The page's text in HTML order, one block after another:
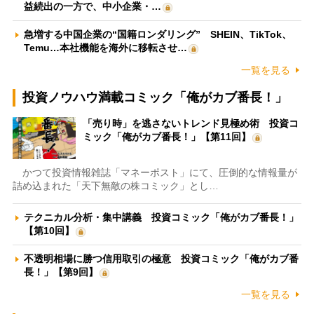
益続出の一方で、中小企業・…
急増する中国企業の“国籍ロンダリング” SHEIN、TikTok、
Temu…本社機能を海外に移転させ…
一覧を見る
投資ノウハウ満載コミック「俺がカブ番長！」
「売り時」を逃さないトレンド見極め術 投資コ
ミック「俺がカブ番長！」【第11回】
かつて投資情報雑誌「マネーポスト」にて、圧倒的な情報量が
詰め込まれた「天下無敵の株コミック」とし…
テクニカル分析・集中講義 投資コミック「俺がカブ番長！」
【第10回】
不透明相場に勝つ信用取引の極意 投資コミック「俺がカブ番
長！」【第9回】
一覧を見る